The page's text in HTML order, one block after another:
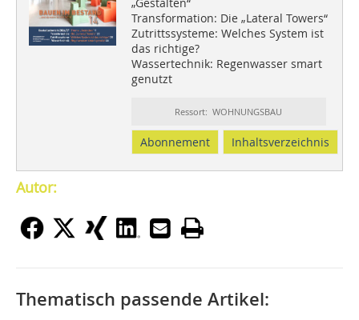
„Gestalten“
Transformation: Die „Lateral Towers“
Zutrittssysteme: Welches System ist
das richtige?
Wassertechnik: Regenwasser smart
genutzt
Ressort: WOHNUNGSBAU
Abonnement Inhaltsverzeichnis
Autor:
Thematisch passende Artikel: